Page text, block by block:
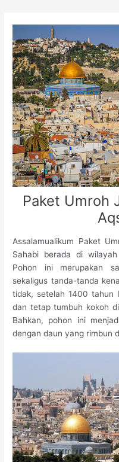
Paket Umroh
Assalamualikum Paket
Sahabi berada di
Pohon ini merupakan
sekaligus tanda-tanda
tidak, setelah 1400 tahun
dan tetap tumbuh kokoh
Bahkan, pohon ini
dengan daun yang rimbun